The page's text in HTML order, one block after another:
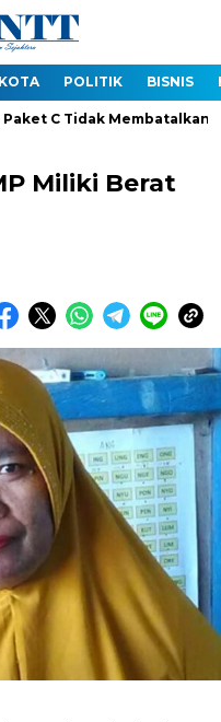
POLITIK BISNIS
Membatalkan
Miliki Berat